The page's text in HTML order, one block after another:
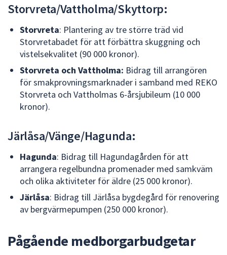
Storvreta/Vattholma/Skyttorp:
Storvreta: Plantering av tre större träd vid
Storvretabadet för att förbättra skuggning och
vistelsekvalitet (90 000 kronor).
Storvreta och Vattholma: Bidrag till arrangören
för smakprovningsmarknader i samband med REKO
Storvreta och Vattholmas 6-årsjubileum (10 000
kronor).
Järlåsa/Vänge/Hagunda:
Hagunda: Bidrag till Hagundagården för att
arrangera regelbundna promenader med samkväm
och olika aktiviteter för äldre (25 000 kronor).
Järlåsa: Bidrag till Järlåsa bygdegård för renovering
av bergvärmepumpen (250 000 kronor).
Pågående medborgarbudgetar